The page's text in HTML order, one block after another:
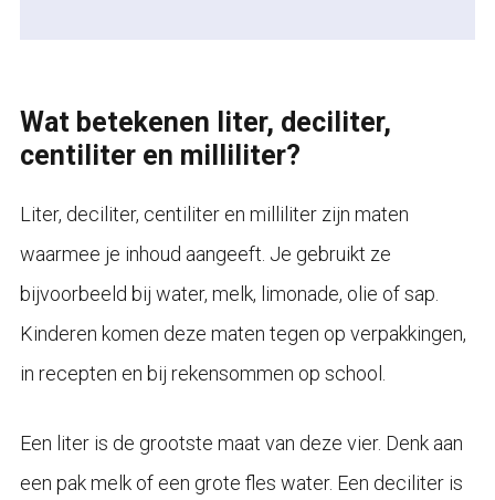
Wat betekenen liter, deciliter,
centiliter en milliliter?
Liter, deciliter, centiliter en milliliter zijn maten
waarmee je inhoud aangeeft. Je gebruikt ze
bijvoorbeeld bij water, melk, limonade, olie of sap.
Kinderen komen deze maten tegen op verpakkingen,
in recepten en bij rekensommen op school.
Een liter is de grootste maat van deze vier. Denk aan
een pak melk of een grote fles water. Een deciliter is